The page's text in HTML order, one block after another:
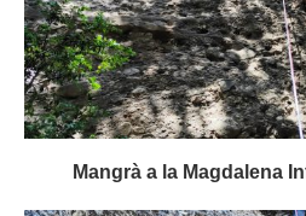
Mangrà a la Magdalena